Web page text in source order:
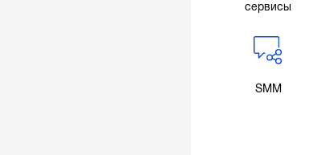
сервисы
SMM